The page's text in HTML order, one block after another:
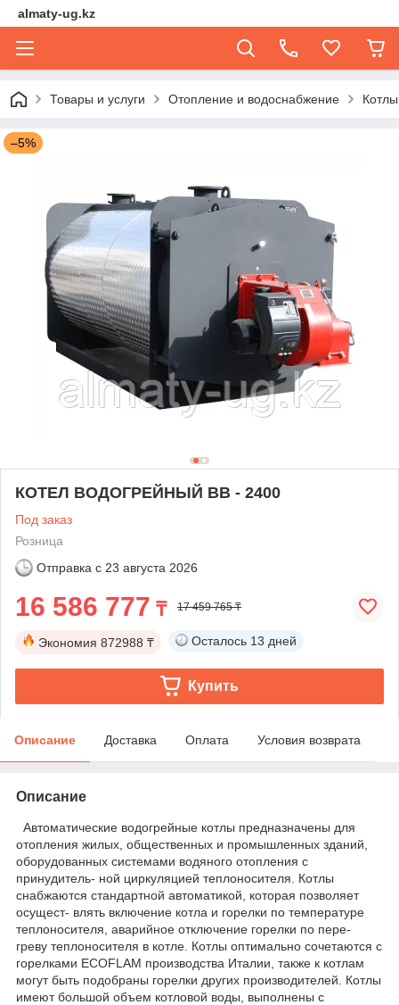
almaty-ug.kz
Товары и услуги Отопление и водоснабжение Котлы
–5%
КОТЕЛ ВОДОГРЕЙНЫЙ BB - 2400
Под заказ
Розница
Отправка с 23 августа 2026
16 586 777 ₸ 17 459 765 ₸
Экономия 872988 ₸ Осталось 13 дней
Купить
Описание Доставка Оплата Условия возврата
Описание
Автоматические водогрейные котлы предназначены для
отопления жилых, общественных и промышленных зданий,
оборудованных системами водяного отопления с
принудитель- ной циркуляцией теплоносителя. Котлы
снабжаются стандартной автоматикой, которая позволяет
осущест- влять включение котла и горелки по температуре
теплоносителя, аварийное отключение горелки по пере-
греву теплоносителя в котле. Котлы оптимально сочетаются с
горелками ECOFLAM производства Италии, также к котлам
могут быть подобраны горелки других производителей. Котлы
имеют большой объем котловой воды, выполнены с